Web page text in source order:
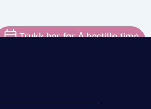
Trykk her for å bestille time